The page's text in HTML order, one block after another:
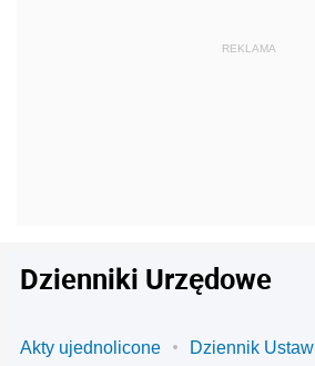
Dzienniki Urzędowe
Akty ujednolicone
Dziennik Ustaw